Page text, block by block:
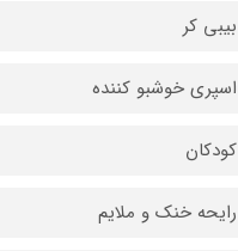
بیبی کر
اسپری خوشبو کننده
کودکان
رایحه خنک و ملایم